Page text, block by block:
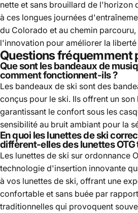
nette et sans brouillard de l'horizon
à ces longues journées
du Colorado et au chemin
l'innovation pour améliorer la
Questions fréquemment
Que sont les bandeaux de
comment fonctionnent-ils ?
Les bandeaux de ski sont des
conçus pour le ski. Ils offrent un son
garantissant le confort sous les
sensibilité au bruit ambiant pour la
En quoi les lunettes de ski
diffèrent-elles des lunettes
Les lunettes de ski sur ordonnance
technologie d'insertion innovante
à vos lunettes de ski, offrant une
confortable et sans buée par
traditionnelles qui provoquent